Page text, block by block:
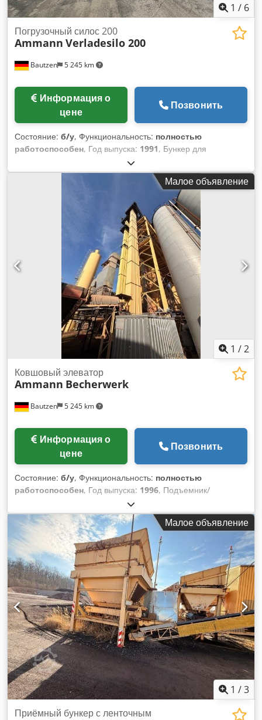
1 / 6
Bautzen 5 245 km
Погрузочный силос 200
Ammann Verladesilo 200
цене
Позвонить
Состояние: б/у, Функциональность: полностью
работоспособен, Год выпуска: 1991, Бункер для
перегрузки материалов, бывший в употреблении.
Производитель: Ulrich. Общий объем: 200 тонн. Dcedpfx
Aozq S Ewjkhsk -Конвейерная лента. -Подъемная лебедка.
Малое объявление
1 /2
Bautzen 5 245 km
Ковшовый элеватор
Ammann Becherwerk
цене
Позвонить
Состояние: б/у, Функциональность: полностью
работоспособен, Год выпуска: 1996, Подъемник/
норийный механизм. Djdpfx Ajzq S Daskheck Используется
в качестве конвейера для транспортировки сыпучих
материалов. Высота: 26 м.
Малое объявление
1 /3
Приёмный бункер с ленточным